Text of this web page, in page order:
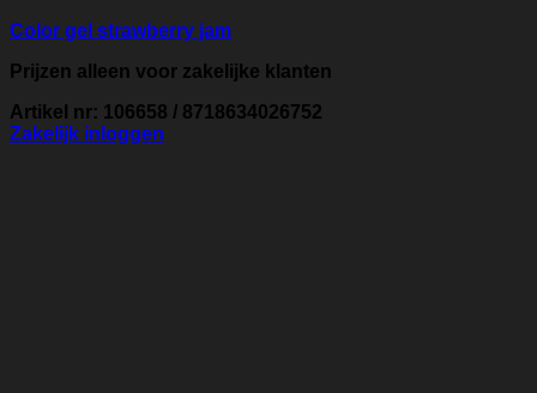
Color gel strawberry jam
Prijzen alleen voor zakelijke klanten
Artikel nr: 106658 / 8718634026752
Zakelijk inloggen